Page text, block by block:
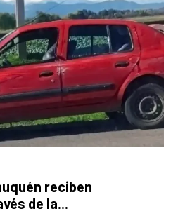
reciben
de la...